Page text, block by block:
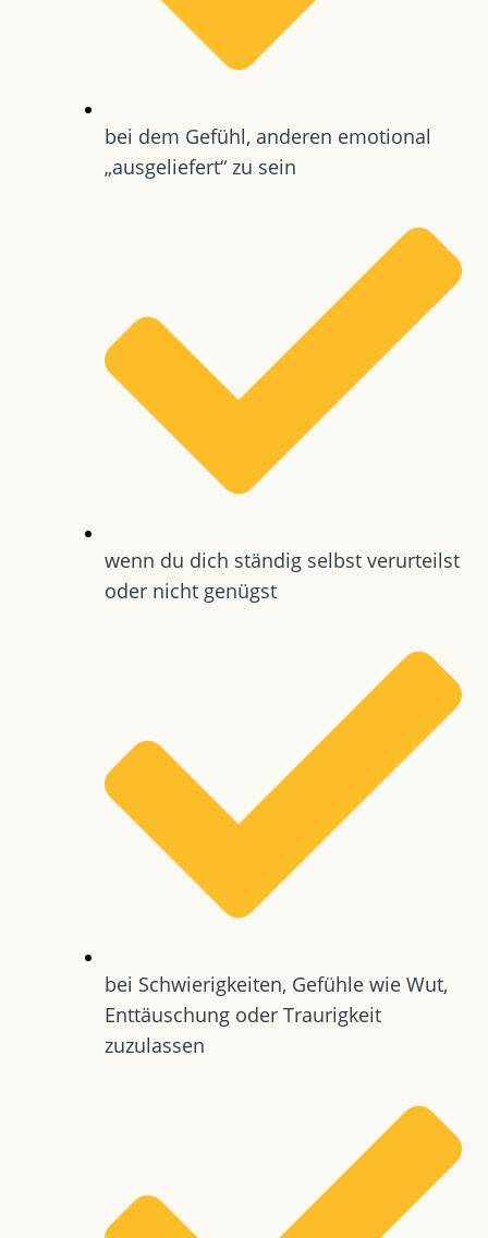
bei dem Gefühl, anderen emotional
„ausgeliefert“ zu sein
wenn du dich ständig selbst verurteilst
oder nicht genügst
bei Schwierigkeiten, Gefühle wie Wut,
Enttäuschung oder Traurigkeit
zuzulassen